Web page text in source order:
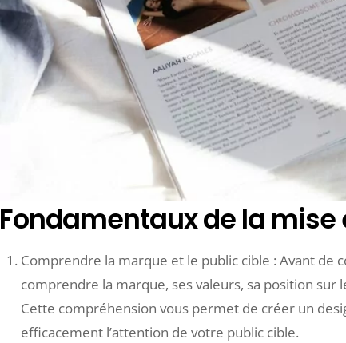
Fondamentaux de la
Comprendre la marque et le public cible : Avant de
comprendre la marque, ses valeurs, sa position sur
Cette compréhension vous permet de créer un
efficacement l’attention de votre public cible.